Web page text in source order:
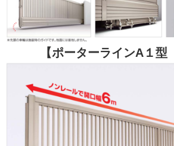
【ポーターラインA１型